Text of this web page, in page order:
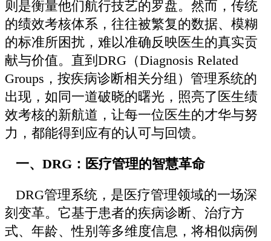
则是衡量他们航行技艺的罗盘。然而，传统
的绩效考核体系，往往被繁复的数据、模糊
的标准所困扰，难以准确反映医生的真实贡
献与价值。直到DRG（Diagnosis Related
Groups，按疾病诊断相关分组）管理系统的
出现，如同一道破晓的曙光，照亮了医生绩
效考核的新航道，让每一位医生的才华与努
力，都能得到应有的认可与回馈。
一、DRG：医疗管理的智慧革命
DRG管理系统，是医疗管理领域的一场深
刻变革。它基于患者的疾病诊断、治疗方
式、年龄、性别等多维度信息，将相似病例